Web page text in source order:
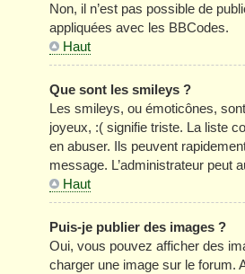
Non, il n’est pas possible de
appliquées avec les BBCodes.
Haut
Que sont les smileys ?
Les smileys, ou émoticônes,
joyeux, :( signifie triste. La liste
en abuser. Ils peuvent
message. L’administrateur peut
Haut
Puis-je publier des images ?
Oui, vous pouvez afficher des
charger une image sur le forum.